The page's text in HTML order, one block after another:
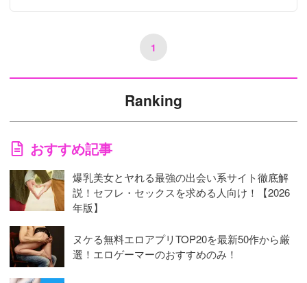
1
Ranking
おすすめ記事
爆乳美女とヤれる最強の出会い系サイト徹底解
説！セフレ・セックスを求める人向け！【2026
年版】
ヌケる無料エロアプリTOP20を最新50作から厳
選！エロゲーマーのおすすめのみ！